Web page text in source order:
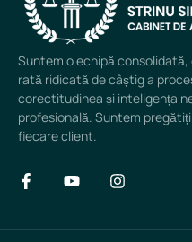
Suntem o echipă consolidată,
rată ridicată de câștig a
corectitudinea și inteligența
profesională. Suntem
fiecare client.